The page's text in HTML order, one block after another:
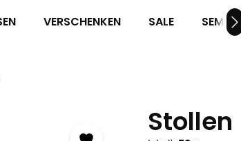
VERSCHENKEN SALE
Stollen